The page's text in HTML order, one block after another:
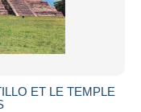
ET LE TEMPLE